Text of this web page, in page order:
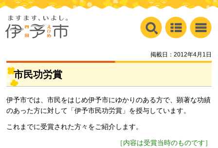
掲載日：2012年4月1日
市民功労賞
伊予市では、市民をはじめ伊予市にゆかりのある方で、顕著な功績
のあった方に対して「伊予市民功労賞」を授与しています。
これまでに受賞された方々をご紹介します。
［内容は受賞当時のものです］